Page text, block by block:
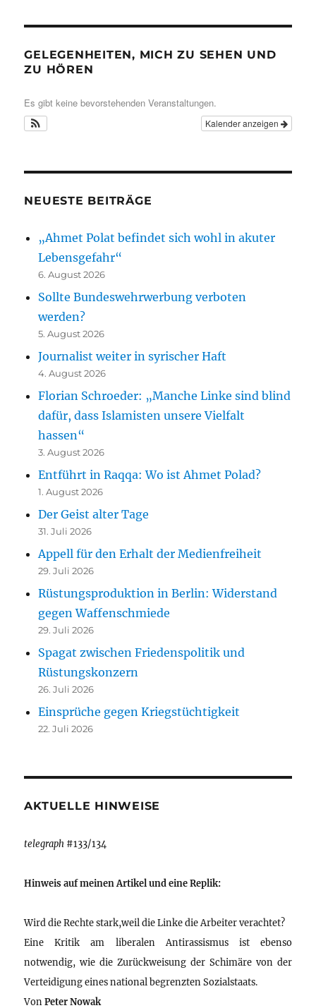
GELEGENHEITEN, MICH ZU SEHEN UND
ZU HÖREN
Es gibt keine bevorstehenden Veranstaltungen.
Kalender anzeigen
NEUESTE BEITRÄGE
„Ahmet Polat befindet sich wohl in akuter
Lebensgefahr“
6. August 2026
Sollte Bundeswehrwerbung verboten
werden?
5. August 2026
Journalist weiter in syrischer Haft
4. August 2026
Florian Schroeder: „Manche Linke sind blind
dafür, dass Islamisten unsere Vielfalt
hassen“
3. August 2026
Entführt in Raqqa: Wo ist Ahmet Polad?
1. August 2026
Der Geist alter Tage
31. Juli 2026
Appell für den Erhalt der Medienfreiheit
29. Juli 2026
Rüstungsproduktion in Berlin: Widerstand
gegen Waffenschmiede
29. Juli 2026
Spagat zwischen Friedenspolitik und
Rüstungskonzern
26. Juli 2026
Einsprüche gegen Kriegstüchtigkeit
22. Juli 2026
AKTUELLE HINWEISE
telegraph #133/134
Hinweis auf meinen Artikel und eine Replik:
Wird die Rechte stark,weil die Linke die Arbeiter verachtet?
Eine Kritik am liberalen Antirassismus ist ebenso
notwendig, wie die Zurückweisung der Schimäre von der
Verteidigung eines national begrenzten Sozialstaats.
VonPeter Nowak